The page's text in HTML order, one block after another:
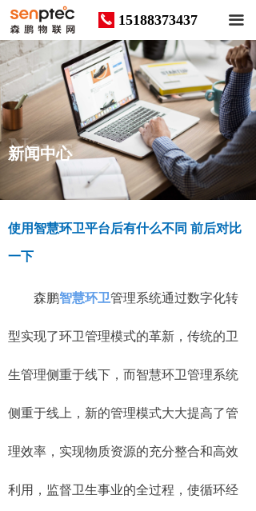
끀
끅 15188373437
使用智慧环卫平台后有什么不同 前后对比
一下
森鹏智慧环卫管理系统通过数字化转
型实现了环卫管理模式的革新，传统的卫
生管理侧重于线下，而智慧环卫管理系统
侧重于线上，新的管理模式大大提高了管
理效率，实现物质资源的充分整合和高效
利用，监督卫生事业的全过程，使循环经
News
新闻中心